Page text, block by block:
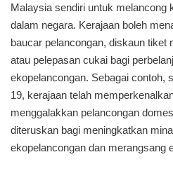
Malaysia sendiri untuk melancong
dalam negara. Kerajaan boleh
baucar pelancongan, diskaun tiket
atau pelepasan cukai bagi
ekopelancongan. Sebagai contoh,
19, kerajaan telah
menggalakkan pelancongan
diteruskan bagi meningkatkan
ekopelancongan dan merangsang